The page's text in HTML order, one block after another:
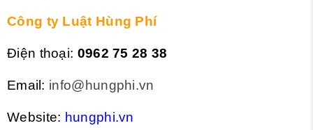
Công ty Luật Hùng Phí
Điện thoại: 0962 75 28 38
Email: info@hungphi.vn
Website: hungphi.vn